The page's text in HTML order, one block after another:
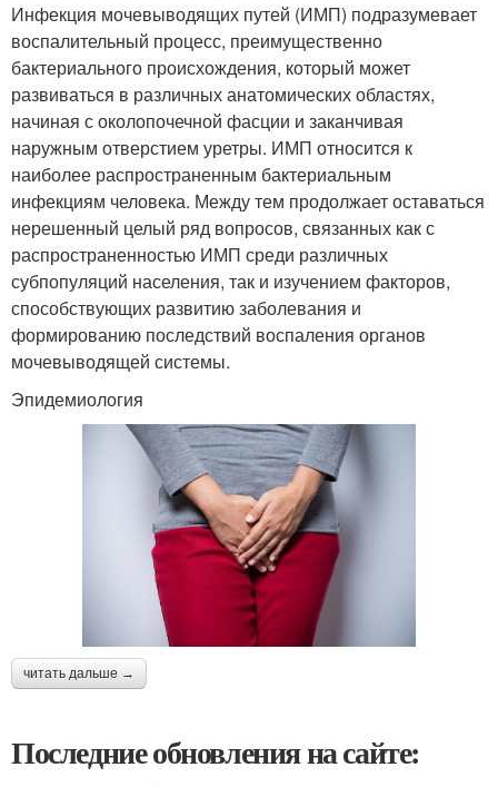
Инфекция мочевыводящих путей (ИМП) подразумевает
воспалительный процесс, преимущественно
бактериального происхождения, который может
развиваться в различных анатомических областях,
начиная с околопочечной фасции и заканчивая
наружным отверстием уретры. ИМП относится к
наиболее распространенным бактериальным
инфекциям человека. Между тем продолжает оставаться
нерешенный целый ряд вопросов, связанных как с
распространенностью ИМП среди различных
субпопуляций населения, так и изучением факторов,
способствующих развитию заболевания и
формированию последствий воспаления органов
мочевыводящей системы.
Эпидемиология
читать дальше →
Последние обновления на сайте: